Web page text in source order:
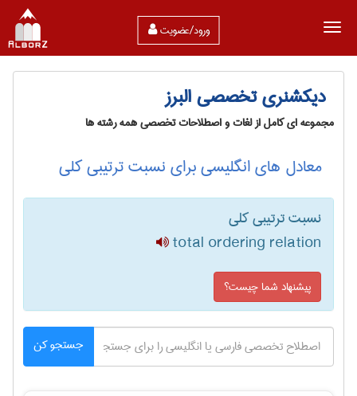
ورود/عضویت
دیکشنری تخصصی البرز
مجموعه ای کامل از لغات و اصطلاحات تخصصی همه رشته ها
معادل های انگلیسی برای نسبت ترتیبی کلی
نسبت ترتیبی کلی
total ordering relation
پیشنهاد شما چیست؟
جستجو کن